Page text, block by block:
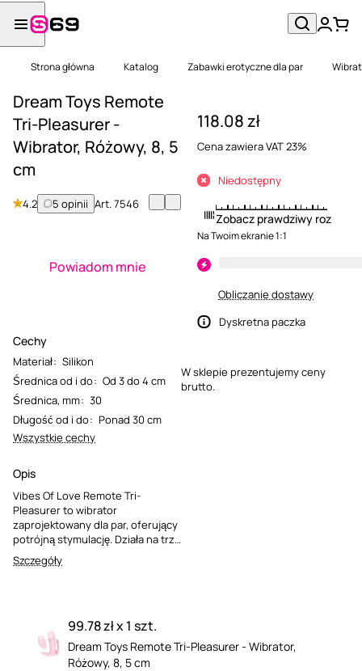
Strona główna Katalog Zabawki erotyczne dla par
Dream Toys Remote
Tri-Pleasurer -
Wibrator, Różowy, 8, 5
cm
4.2 5 opinii Art.7546
Powiadom mnie
Cechy
Materiał: Silikon
Średnica od i do: Od 3 do 4 cm
Średnica, mm: 30
Długość od i do: Ponad 30 cm
Wszystkie cechy
Opis
Vibes Of Love Remote Tri-
Pleasurer to wibrator
zaprojektowany dla par, oferujący
potrójną stymulację. Działa na trzy
strefy erogenne jednocześnie,
zapewniając głębokie i
konstrukcja otwierają szerokie
możliwości wspólnej zabawy.
Szczegóły
118.08 zł
Cena zawiera VAT 23%
Niedostępny
Zobacz prawdziwy rozmiar
Na Twoim ekranie 1:1
Obliczanie dostawy
Dyskretna paczka
W sklepie prezentujemy ceny
brutto.
99.78 zł x 1 szt.
Dream Toys Remote Tri-Pleasurer - Wibrator,
Różowy, 8, 5 cm